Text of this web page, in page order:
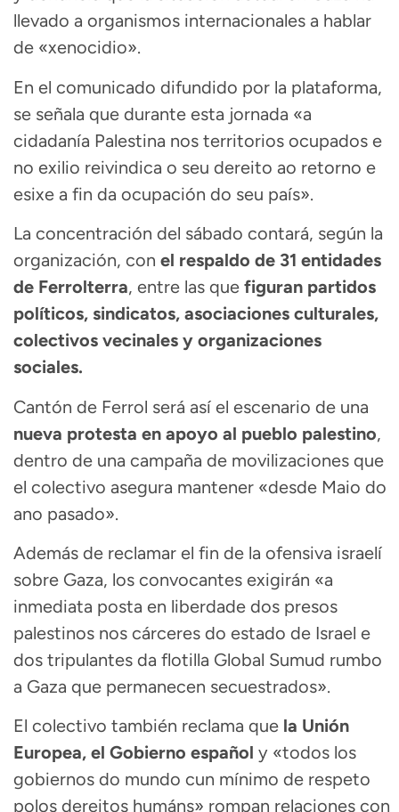
llevado a organismos internacionales a hablar
de «xenocidio».
En el comunicado difundido por la plataforma,
se señala que durante esta jornada «a
cidadanía Palestina nos territorios ocupados e
no exilio reivindica o seu dereito ao retorno e
esixe a fin da ocupación do seu país».
La concentración del sábado contará, según la
organización, con el respaldo de 31 entidades
de Ferrolterra, entre las que figuran partidos
políticos, sindicatos, asociaciones culturales,
colectivos vecinales y organizaciones
sociales.
Cantón de Ferrol será así el escenario de una
nueva protesta en apoyo al pueblo palestino,
dentro de una campaña de movilizaciones que
el colectivo asegura mantener «desde Maio do
ano pasado».
Además de reclamar el fin de la ofensiva israelí
sobre Gaza, los convocantes exigirán «a
inmediata posta en liberdade dos presos
palestinos nos cárceres do estado de Israel e
dos tripulantes da flotilla Global Sumud rumbo
a Gaza que permanecen secuestrados».
El colectivo también reclama que la Unión
Europea, el Gobierno español y «todos los
gobiernos do mundo cun mínimo de respeto
polos dereitos humáns» rompan relaciones con